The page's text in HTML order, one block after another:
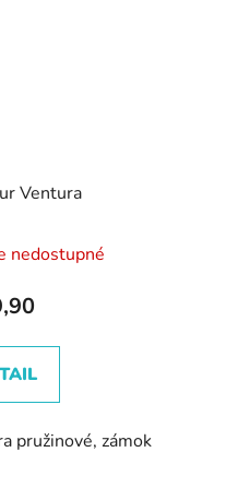
Ventura
nedostupné
pružinové, zámok